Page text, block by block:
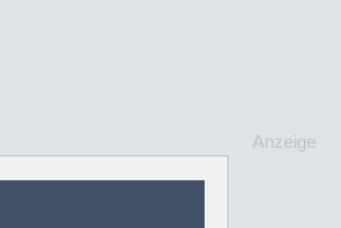
Anzeige